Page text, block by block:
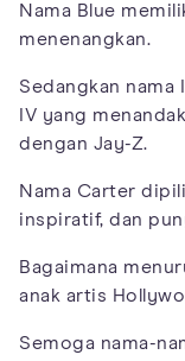
Nama Blue
menenangkan.
Sedangkan
IV yang
dengan Jay-Z.
Nama Carter
inspiratif, dan
Bagaimana
anak artis
Semoga nama-